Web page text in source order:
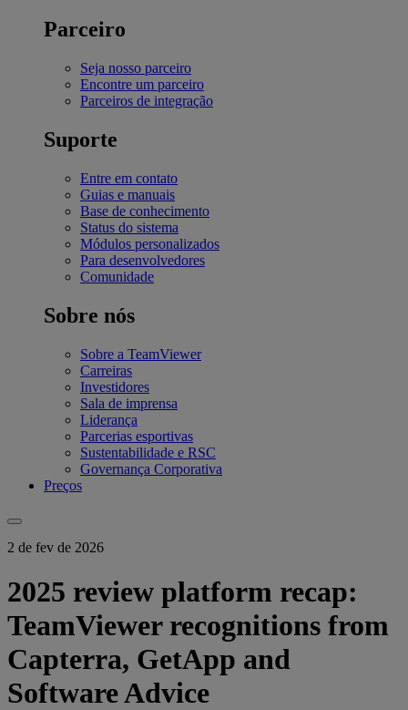
Parceiro
Seja nosso parceiro
Encontre um parceiro
Parceiros de integração
Suporte
Entre em contato
Guias e manuais
Base de conhecimento
Status do sistema
Módulos personalizados
Para desenvolvedores
Comunidade
Sobre nós
Sobre a TeamViewer
Carreiras
Investidores
Sala de imprensa
Liderança
Parcerias esportivas
Sustentabilidade e RSC
Governança Corporativa
Preços
2 de fev de 2026
2025 review platform recap:
TeamViewer recognitions from
Capterra, GetApp and
Software Advice